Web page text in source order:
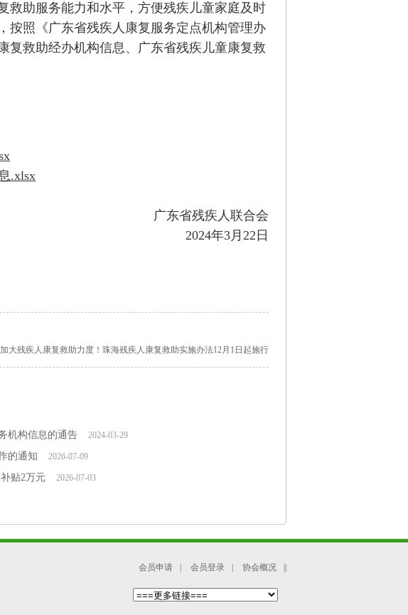
救助服务能力和水平，方便残疾儿童家庭及时
按照《广东省残疾人康复服务定点机构管理办
复救助经办机构信息、广东省残疾儿童康复救
.xlsx
广东省残疾人联合会
2024年3月22日
加大残疾人康复救助力度！珠海残疾人康复救助实施办法12月1日起施行
机构信息的通告 2024-03-29
的通知 2026-07-09
贴2万元 2026-07-03
会员申请 会员登录 协会概况